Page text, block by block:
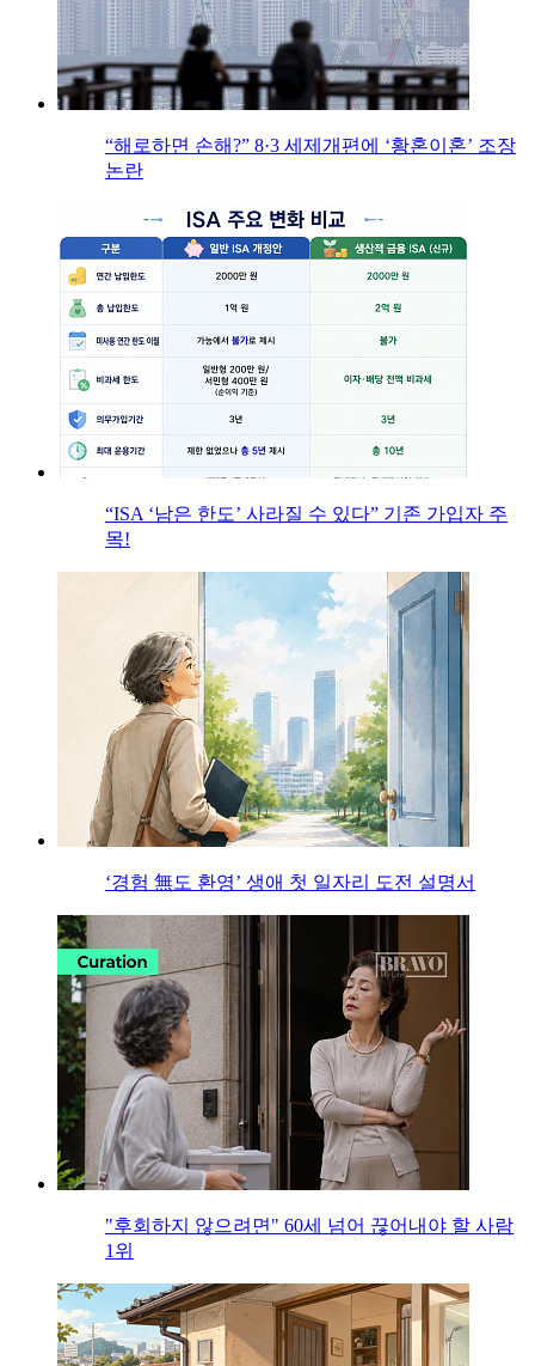
“해로하면 손해?” 8·3 세제개편에 ‘황혼이혼’ 조장
논란
“ISA ‘남은 한도’ 사라질 수 있다” 기존 가입자 주
목!
‘경험 無도 환영’ 생애 첫 일자리 도전 설명서
"후회하지 않으려면" 60세 넘어 끊어내야 할 사람
1위